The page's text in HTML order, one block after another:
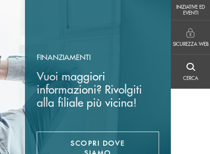
INIZIATIVE ED
EVENTI
SICUREZZA WEB
CERCA
FINANZIAMENTI
Vuoi maggiori
informazioni? Rivolgiti
alla filiale più vicina!
SCOPRI DOVE